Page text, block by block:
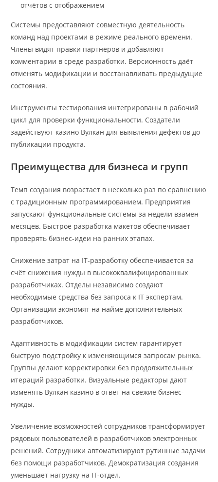
отчётов с отображением
Системы предоставляют совместную деятельность
команд над проектами в режиме реального времени.
Члены видят правки партнёров и добавляют
комментарии в среде разработки. Версионность даёт
отменять модификации и восстанавливать предыдущие
состояния.
Инструменты тестирования интегрированы в рабочий
цикл для проверки функциональности. Создатели
задействуют казино Вулкан для выявления дефектов до
публикации продукта.
Преимущества для бизнеса и групп
Темп создания возрастает в несколько раз по сравнению
с традиционным программированием. Предприятия
запускают функциональные системы за недели взамен
месяцев. Быстрое разработка макетов обеспечивает
проверять бизнес-идеи на ранних этапах.
Снижение затрат на IT-разработку обеспечивается за
счёт снижения нужды в высококвалифицированных
разработчиках. Отделы независимо создают
необходимые средства без запроса к IT экспертам.
Организации экономят на найме дополнительных
разработчиков.
Адаптивность в модификации систем гарантирует
быструю подстройку к изменяющимся запросам рынка.
Группы делают корректировки без продолжительных
итераций разработки. Визуальные редакторы дают
изменять Вулкан казино в ответ на свежие бизнес-
нужды.
Увеличение возможностей сотрудников трансформирует
рядовых пользователей в разработчиков электронных
решений. Сотрудники автоматизируют рутинные задачи
без помощи разработчиков. Демократизация создания
уменьшает нагрузку на IT-отдел.